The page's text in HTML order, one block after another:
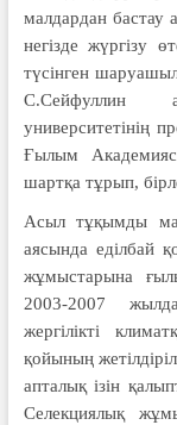
малдардан
негізде жүргізу
түсінген
С.Сейфуллин
университетінің
Ғылым
шартқа тұрып,
Асыл тұқымды
аясында еділбай
жұмыстарына
2003-2007
жергілікті
қойының
апталық ізін
Селекциялық